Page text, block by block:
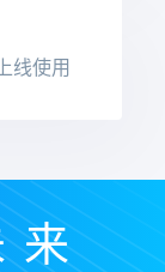
线使用
来